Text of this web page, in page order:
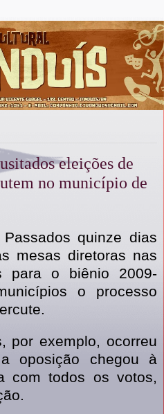
eleições de
no município de
quinze dias
mesas diretoras nas
para o biênio 2009-
o processo
por exemplo, ocorreu
oposição chegou à
com todos os votos,